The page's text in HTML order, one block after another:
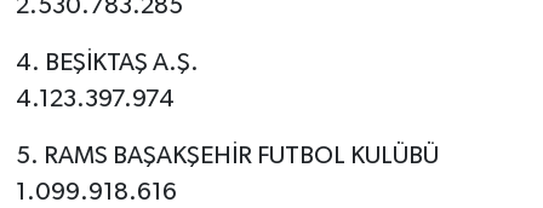
2.530.783.285
4. BEŞİKTAŞ A.Ş.
4.123.397.974
5. RAMS BAŞAKŞEHİR FUTBOL KULÜBÜ
1.099.918.616